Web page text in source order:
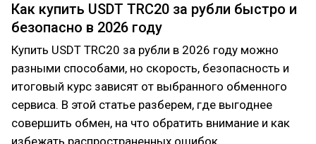
Как купить USDT TRC20 за рубли быстро и
безопасно в 2026 году
Купить USDT TRC20 за рубли в 2026 году можно
разными способами, но скорость, безопасность и
итоговый курс зависят от выбранного обменного
сервиса. В этой статье разберем, где выгоднее
совершить обмен, на что обратить внимание и как
избежать распространенных ошибок.